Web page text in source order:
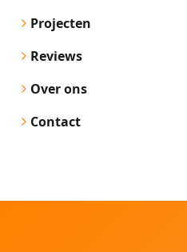
Projecten
Reviews
Over ons
Contact